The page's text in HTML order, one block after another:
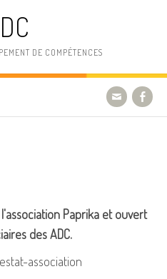
DE COMPÉTENCES
Paprika et ouvert
des ADC.